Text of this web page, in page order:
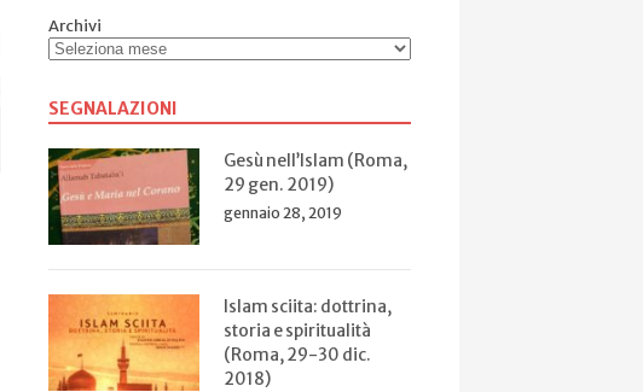
Avviso agli
aspiranti teologi e
sacerdoti
Ipocrisia al
massimo grado
Archivi
SEGNALAZIONI
Gesù nell’Islam (Roma,
29 gen. 2019)
gennaio 28, 2019
Islam sciita: dottrina,
storia e spiritualità
(Roma, 29-30 dic.
2018)